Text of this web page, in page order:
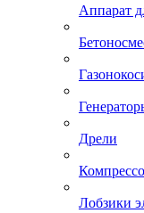
Аппарат
Дрели
Лобзики